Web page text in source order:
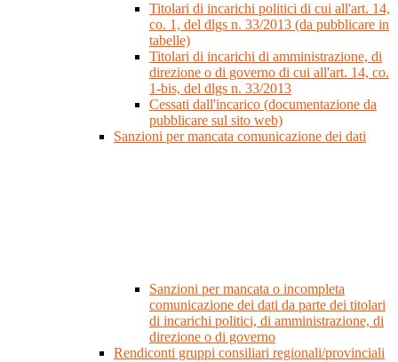
Titolari di incarichi politici di cui all'art. 14,
co. 1, del dlgs n. 33/2013 (da pubblicare in
tabelle)
Titolari di incarichi di amministrazione, di
direzione o di governo di cui all'art. 14, co.
1-bis, del dlgs n. 33/2013
Cessati dall'incarico (documentazione da
pubblicare sul sito web)
Sanzioni per mancata comunicazione dei dati
Sanzioni per mancata o incompleta
comunicazione dei dati da parte dei titolari
di incarichi politici, di amministrazione, di
direzione o di governo
Rendiconti gruppi consiliari regionali/provinciali